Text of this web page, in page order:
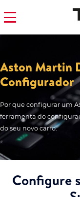
Aston Martin
Configurador
Por que configurar um
ferramenta do
do seu novo carro.
Configure